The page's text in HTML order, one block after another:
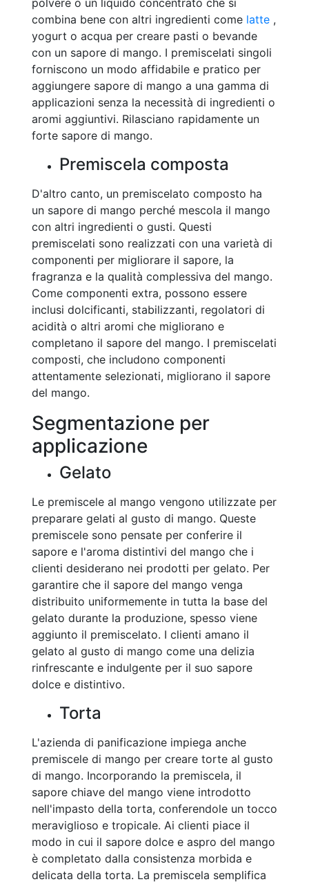
polvere o un liquido concentrato che si
combina bene con altri ingredienti come latte ,
yogurt o acqua per creare pasti o bevande
con un sapore di mango. I premiscelati singoli
forniscono un modo affidabile e pratico per
aggiungere sapore di mango a una gamma di
applicazioni senza la necessità di ingredienti o
aromi aggiuntivi. Rilasciano rapidamente un
forte sapore di mango.
Premiscela composta
D'altro canto, un premiscelato composto ha
un sapore di mango perché mescola il mango
con altri ingredienti o gusti. Questi
premiscelati sono realizzati con una varietà di
componenti per migliorare il sapore, la
fragranza e la qualità complessiva del mango.
Come componenti extra, possono essere
inclusi dolcificanti, stabilizzanti, regolatori di
acidità o altri aromi che migliorano e
completano il sapore del mango. I premiscelati
composti, che includono componenti
attentamente selezionati, migliorano il sapore
del mango.
Segmentazione per
applicazione
Gelato
Le premiscele al mango vengono utilizzate per
preparare gelati al gusto di mango. Queste
premiscele sono pensate per conferire il
sapore e l'aroma distintivi del mango che i
clienti desiderano nei prodotti per gelato. Per
garantire che il sapore del mango venga
distribuito uniformemente in tutta la base del
gelato durante la produzione, spesso viene
aggiunto il premiscelato. I clienti amano il
gelato al gusto di mango come una delizia
rinfrescante e indulgente per il suo sapore
dolce e distintivo.
Torta
L'azienda di panificazione impiega anche
premiscele di mango per creare torte al gusto
di mango. Incorporando la premiscela, il
sapore chiave del mango viene introdotto
nell'impasto della torta, conferendole un tocco
meraviglioso e tropicale. Ai clienti piace il
modo in cui il sapore dolce e aspro del mango
è completato dalla consistenza morbida e
delicata della torta. La premiscela semplifica